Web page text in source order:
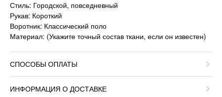
Стиль: Городской, повседневный
Рукав: Короткий
Воротник: Классический поло
Материал: (Укажите точный состав ткани, если он известен)
СПОСОБЫ ОПЛАТЫ
ИНФОРМАЦИЯ О ДОСТАВКЕ